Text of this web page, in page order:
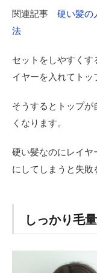
関連記事 硬い髪の
法
セットをしやすくす
イヤーを入れてトッ
そうするとトップが
くなります。
硬い髪なのにレイヤ
にしてしまうと失敗
しっかり毛